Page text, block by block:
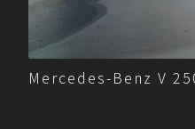
Mercedes-Benz V